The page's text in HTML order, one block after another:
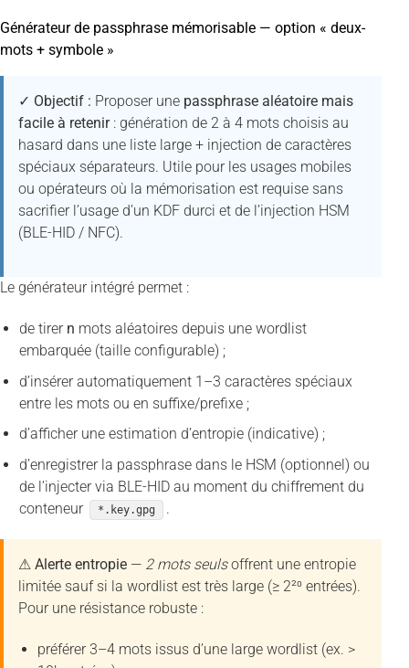
Générateur de passphrase mémorisable — option « deux-
mots + symbole »
✓ Objectif : Proposer une passphrase aléatoire mais
facile à retenir: génération de 2 à 4 mots choisis au
hasard dans une liste large + injection de caractères
spéciaux séparateurs. Utile pour les usages mobiles
ou opérateurs où la mémorisation est requise sans
sacrifier l’usage d’un KDF durci et de l’injection HSM
(BLE-HID / NFC).
Le générateur intégré permet :
de tirer n mots aléatoires depuis une wordlist
embarquée (taille configurable) ;
d’insérer automatiquement 1–3 caractères spéciaux
entre les mots ou en suffixe/prefixe ;
d’afficher une estimation d’entropie (indicative) ;
d’enregistrer la passphrase dans le HSM (optionnel) ou
de l’injecter via BLE-HID au moment du chiffrement du
conteneur
*.key.gpg .
⚠ Alerte entropie — 2 mots seulsoffrent une entropie
limitée sauf si la wordlist est très large (≥ 2²⁰ entrées).
Pour une résistance robuste :
préférer 3–4 mots issus d’une large wordlist (ex. >